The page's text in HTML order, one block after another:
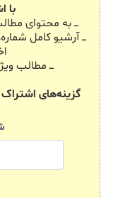
با
ـــ به محتوای
ـــ آرشیو کامل
ـــ مطالب
گزینه‌های